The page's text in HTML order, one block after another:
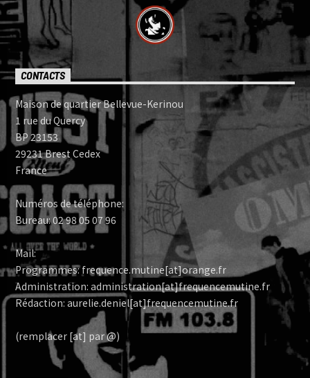
CONTACTS
Maison de quartier Bellevue-Kerinou
1 rue du Quercy
BP 23153
29231 Brest Cedex
France
Numéros de téléphone:
Bureau: 02 98 05 07 96
Mail:
Programmes: frequence.mutine[at]orange.fr
Administration: administration[at]frequencemutine.fr
Rédaction: aurelie.deniel[at]frequencemutine.fr
(remplacer [at] par @)